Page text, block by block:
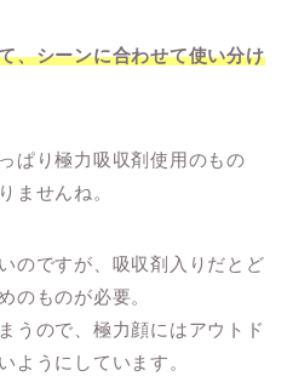
、シーンに合わせて使い分け
ぱり極力吸収剤使用のもの
ませんね。
のですが、吸収剤入りだとど
のものが必要。
うので、極力顔にはアウトド
ようにしています。